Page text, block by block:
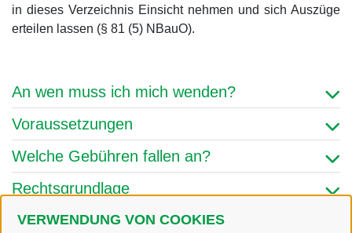
VERWENDUNG VON COOKIES
in dieses Verzeichnis Einsicht nehmen und sich Auszüge
erteilen lassen (§ 81 (5) NBauO).
An wen muss ich mich wenden?
Voraussetzungen
Welche Gebühren fallen an?
Rechtsgrundlage
Amt/Fachbereich